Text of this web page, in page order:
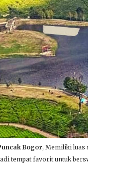
Bogor, Memiliki luas sekitar 5,8
tempat favorit untuk berswafoto